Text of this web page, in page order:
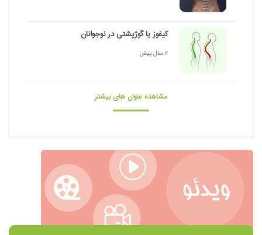
کیفوز یا گوژپشتی در نوجوانان
2 سال پیش
مشاهده عنوان های بیشتر